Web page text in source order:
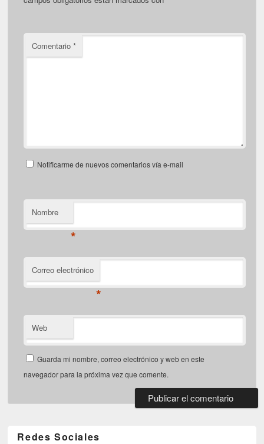
Comentario*
Notificarme de nuevos comentarios vía e-mail
Nombre
*
Correo electrónico
*
Web
Guarda mi nombre, correo electrónico y web en este
navegador para la próxima vez que comente.
Redes Sociales